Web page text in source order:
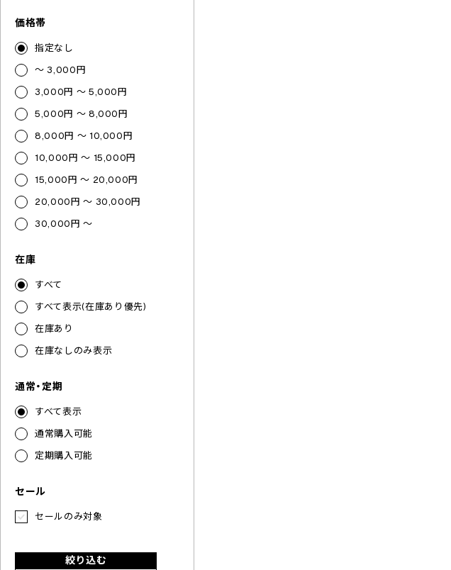
価格帯
指定なし
～ 3,000円
3,000円 ～ 5,000円
5,000円 ～ 8,000円
8,000円 ～ 10,000円
10,000円 ～ 15,000円
15,000円 ～ 20,000円
20,000円 ～ 30,000円
30,000円 ～
在庫
すべて
すべて表示(在庫あり優先)
在庫あり
在庫なしのみ表示
通常・定期
すべて表示
通常購入可能
定期購入可能
セール
セールのみ対象
絞り込む